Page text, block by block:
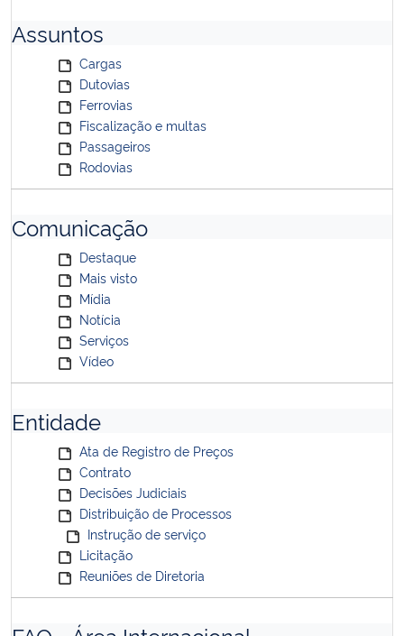
Assuntos
Cargas
Dutovias
Ferrovias
Fiscalização e multas
Passageiros
Rodovias
Comunicação
Destaque
Mais visto
Mídia
Notícia
Serviços
Vídeo
Entidade
Ata de Registro de Preços
Contrato
Decisões Judiciais
Distribuição de Processos
Instrução de serviço
Licitação
Reuniões de Diretoria